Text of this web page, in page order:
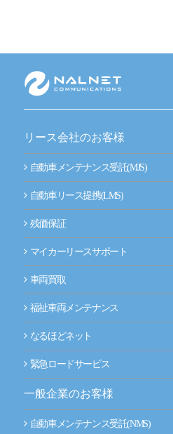
リース会社のお客様
自動車メンテナンス受託(MJS)
自動車リース提携(LMS)
残価保証
マイカーリースサポート
車両買取
福祉車両メンテナンス
なるほどネット
緊急ロードサービス
一般企業のお客様
自動車メンテナンス受託(NMS)
経営理念
企業概要
ナルネットの歩み
ESGの取り組み
IR情報
採用情報
ニュースルーム
お問い合わせ